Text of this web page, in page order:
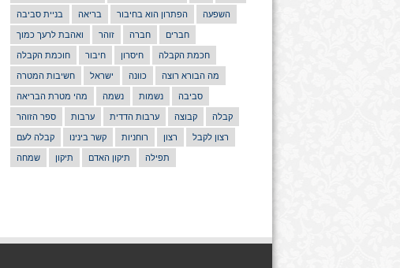
בניית סביבה בריאה הפתרון הוא בחיבור השפעה
ואהבת לרעך כמוך זוהר חברה חברים
חוכמת הקבלה חיבור חיסרון חכמת הקבלה
חשיבות המטרה ישראל כוונה מה הבורא רוצה
מהי מטרת הבריאה נשמה נשמות סביבה
ספר הזוהר ערבות ערבות הדדית קבוצה קבלה
קבלה לעם קשר בינינו רוחניות רצון רצון לקבל
שמחה תיקון תיקון האדם תפילה